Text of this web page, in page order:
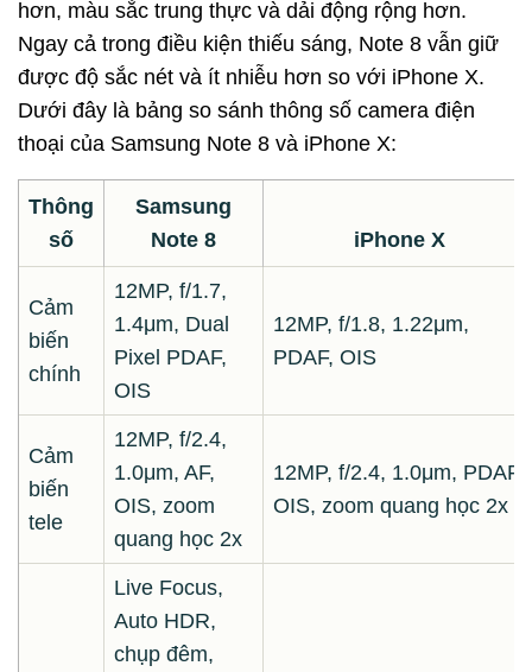
hơn, màu sắc trung thực và dải động rộng hơn.
Ngay cả trong điều kiện thiếu sáng, Note 8 vẫn giữ
được độ sắc nét và ít nhiễu hơn so với iPhone X.
Dưới đây là bảng so sánh thông số camera điện
thoại của Samsung Note 8 và iPhone X:
Thông
số
Samsung
Note 8
iPhone X
Cảm
biến
chính
12MP, f/1.7,
1.4μm, Dual
Pixel PDAF,
OIS
12MP, f/1.8, 1.22μm,
PDAF, OIS
Cảm
biến
tele
12MP, f/2.4,
1.0μm, AF,
OIS, zoom
quang học 2x
12MP, f/2.4, 1.0μm, PDAF,
OIS, zoom quang học 2x
Live Focus,
Auto HDR,
chụp đêm,